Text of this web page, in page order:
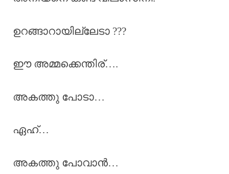
ഉറങ്ങാറായില്ലേടാ ???
ഈ അമ്മക്കെന്തിര്….
അകത്തു പോടാ…
ഏഹ്…
അകത്തു പോവാൻ…